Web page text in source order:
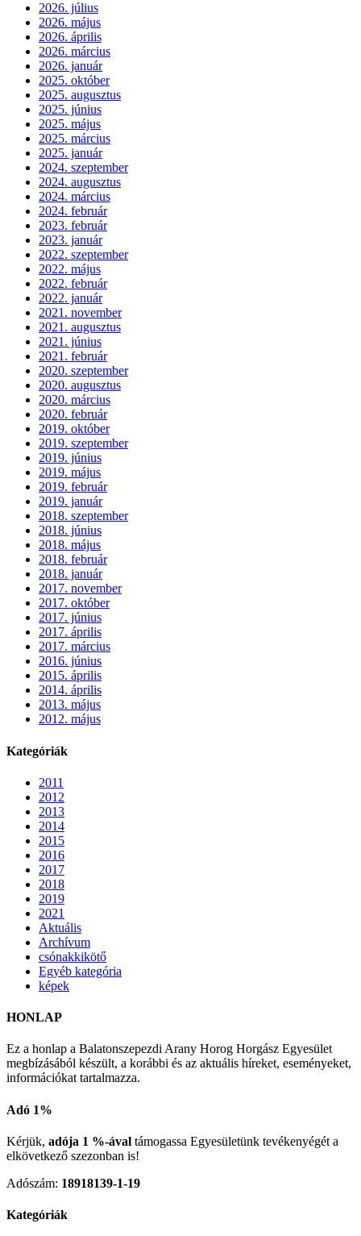
2026. július
2026. május
2026. április
2026. március
2026. január
2025. október
2025. augusztus
2025. június
2025. május
2025. március
2025. január
2024. szeptember
2024. augusztus
2024. március
2024. február
2023. február
2023. január
2022. szeptember
2022. május
2022. február
2022. január
2021. november
2021. augusztus
2021. június
2021. február
2020. szeptember
2020. augusztus
2020. március
2020. február
2019. október
2019. szeptember
2019. június
2019. május
2019. február
2019. január
2018. szeptember
2018. június
2018. május
2018. február
2018. január
2017. november
2017. október
2017. június
2017. április
2017. március
2016. június
2015. április
2014. április
2013. május
2012. május
Kategóriák
2011
2012
2013
2014
2015
2016
2017
2018
2019
2021
Aktuális
Archívum
csónakkikötő
Egyéb kategória
képek
HONLAP
Ez a honlap a Balatonszepezdi Arany Horog Horgász Egyesület
megbízásából készült, a korábbi és az aktuális híreket, eseményeket,
információkat tartalmazza.
Adó 1%
Kérjük, adója 1 %-ával támogassa Egyesületünk tevékenyégét a
elkövetkező szezonban is!
Adószám: 18918139-1-19
Kategóriák